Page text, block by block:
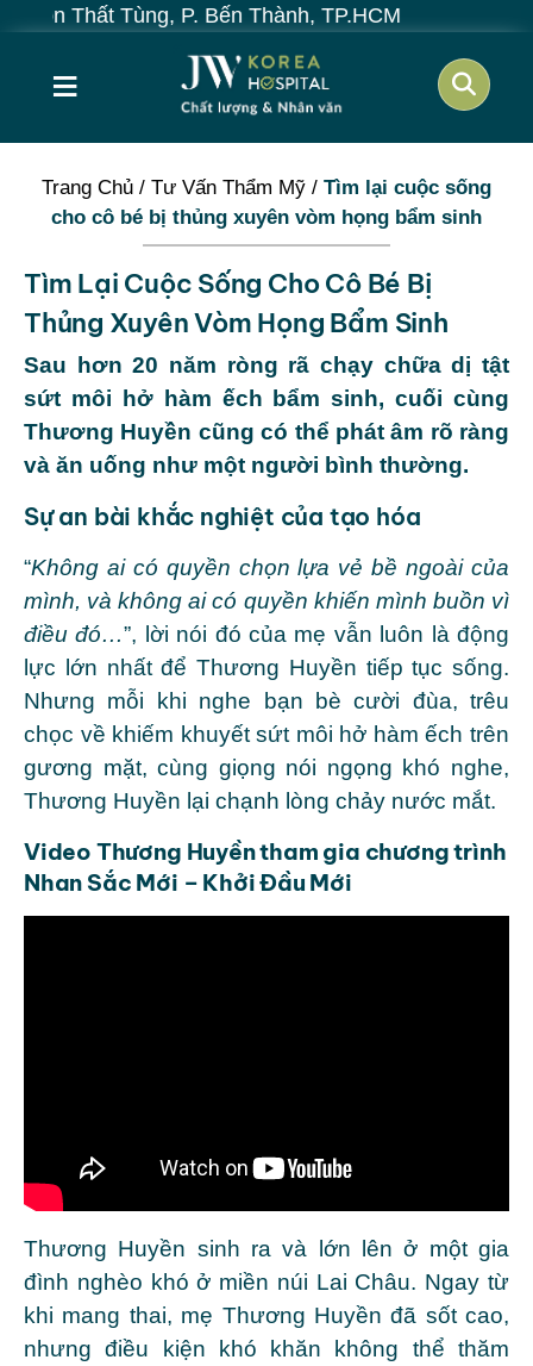
P. Bến Thành, TP.HCM
≡
Trang Chủ / Tư Vấn Thẩm Mỹ / Tìm lại cuộc sống
cho cô bé bị thủng xuyên vòm họng bẩm sinh
Tìm Lại Cuộc Sống Cho Cô Bé Bị
Thủng Xuyên Vòm Họng Bẩm Sinh
Sau hơn 20 năm ròng rã chạy chữa dị tật
sứt môi hở hàm ếch bẩm sinh, cuối cùng
Thương Huyền cũng có thể phát âm rõ ràng
và ăn uống như một người bình thường.
Sự an bài khắc nghiệt của tạo hóa
“Không ai có quyền chọn lựa vẻ bề ngoài của
mình, và không ai có quyền khiến mình buồn vì
điều đó…”, lời nói đó của mẹ vẫn luôn là động
lực lớn nhất để Thương Huyền tiếp tục sống.
Nhưng mỗi khi nghe bạn bè cười đùa, trêu
chọc về khiếm khuyết sứt môi hở hàm ếch trên
gương mặt, cùng giọng nói ngọng khó nghe,
Thương Huyền lại chạnh lòng chảy nước mắt.
Video Thương Huyền tham gia chương trình
Nhan Sắc Mới – Khởi Đầu Mới
Thương Huyền sinh ra và lớn lên ở một gia
đình nghèo khó ở miền núi Lai Châu. Ngay từ
khi mang thai, mẹ Thương Huyền đã sốt cao,
nhưng điều kiện khó khăn không thể thăm